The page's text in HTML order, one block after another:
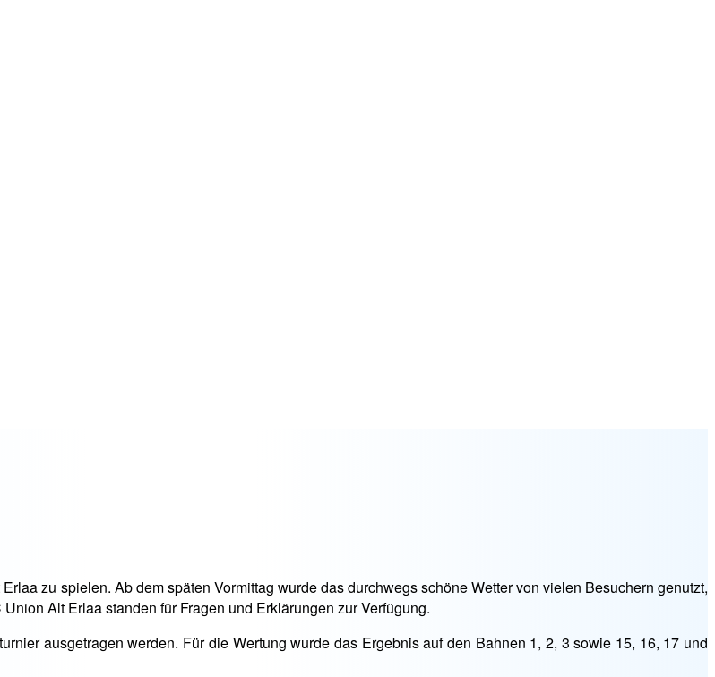
zu spielen. Ab dem späten Vormittag wurde das durchwegs schöne Wetter von vielen Besuchern genutzt,
Alt Erlaa standen für Fragen und Erklärungen zur Verfügung.
ausgetragen werden. Für die Wertung wurde das Ergebnis auf den Bahnen 1, 2, 3 sowie 15, 16, 17 und